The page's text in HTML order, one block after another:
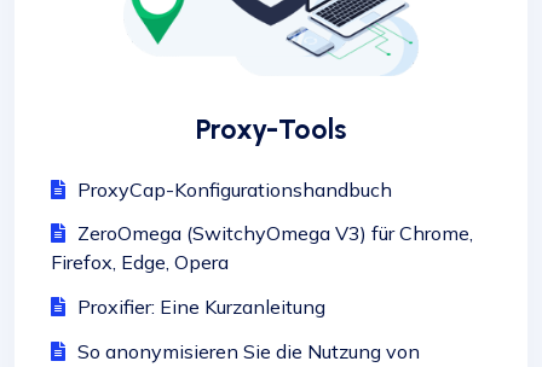
Proxy-Tools
ProxyCap-Konfigurationshandbuch
ZeroOmega (SwitchyOmega V3) für Chrome,
Firefox, Edge, Opera
Proxifier: Eine Kurzanleitung
So anonymisieren Sie die Nutzung von